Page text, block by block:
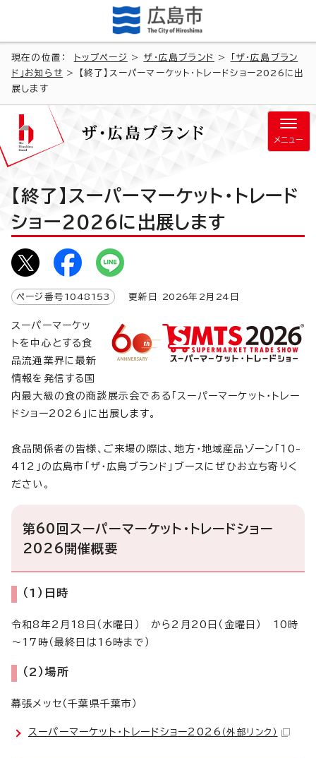
現在の位置： トップページ > ザ・広島ブランド >
「ザ・広島ブラン
ド」お知らせ > 【終了】スーパーマーケット・トレードショー2026に出
展します
メニュー
【終了】スーパーマーケット・トレード
ショー2026に出展します
ページ番号 1048153 更新日 2026年2月 24 日
スーパーマーケッ
トを中心とする食
品流通業界に最新
情報を発信する国
内最大級の食の商談展示会である「スーパーマーケット・トレー
ドショー2026」に出展します。
食品関係者の皆様、ご来場の際は、地方・地域産品ゾーン「10-
412」の広島市「ザ・広島ブランド」ブースにぜひお立ち寄りく
ださい。
第60回スーパーマーケット・トレードショー
2026開催概要
（1）日時
令和8年2月18日（水曜日） から2月20日（金曜日） 10時
～17時（最終日は16時まで）
（2）場所
幕張メッセ（千葉県千葉市）
スーパーマーケット・トレードショー2026 （外部リンク）